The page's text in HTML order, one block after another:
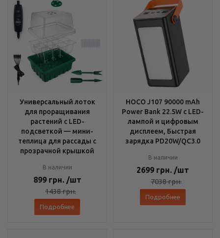
Универсальный лоток
для проращивания
растений с LED-
подсветкой — мини-
теплица для рассады с
прозрачной крышкой
В наличии
899 грн. /шт
1438грн.
Подробнее
HOCO J107 90000 mAh
Power Bank 22.5W с LED-
лампой и цифровым
дисплеем, Быстрая
зарядка PD20W/QC3.0
В наличии
2699 грн. /шт
7038грн.
Подробнее